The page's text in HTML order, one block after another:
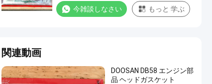
今雑談しなさい もっと 学ぶ
関連動画
DOOSAN DB58 エンジン部
品 ヘッドガスケット